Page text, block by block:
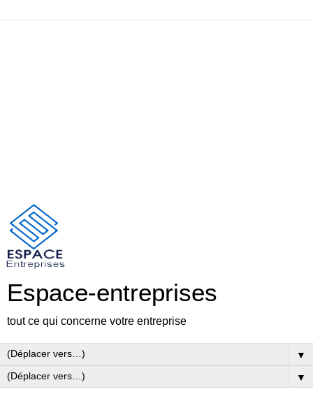
Espace-entreprises
tout ce qui concerne votre entreprise
▼
▼